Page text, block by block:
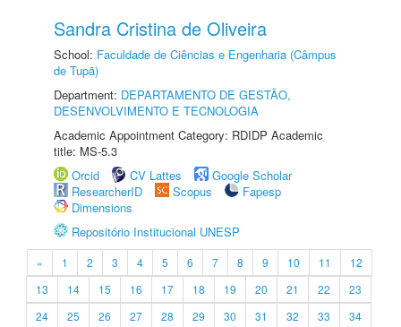
Sandra Cristina de Oliveira
School: Faculdade de Ciências e Engenharia (Câmpus
de Tupã)
Department: DEPARTAMENTO DE GESTÃO,
DESENVOLVIMENTO E TECNOLOGIA
Academic Appointment Category: RDIDP Academic
title: MS-5.3
Orcid
CV Lattes
Google Scholar
ResearcherID
Scopus
Fapesp
Dimensions
Repositório Institucional UNESP
« 1 2 3 4 5 6 7 8 9 10 11
12
13
14 15 16 17 18 19 20 21 22
23
24
25 26 27 28 29 30 31 32 33
34